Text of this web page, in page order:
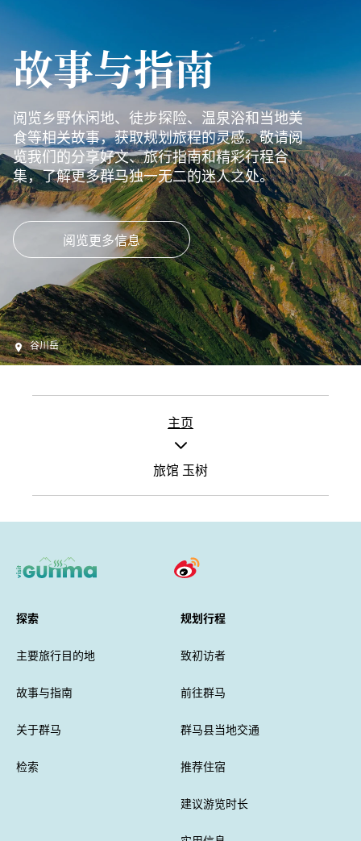
故事与指南
阅览乡野休闲地、徒步探险、温泉浴和当地美
食等相关故事，获取规划旅程的灵感。敬请阅
览我们的分享好文、旅行指南和精彩行程合
集，了解更多群马独一无二的迷人之处。
阅览更多信息
谷川岳
主页
旅馆 玉树
探索
主要旅行目的地
故事与指南
关于群马
检索
规划行程
致初访者
前往群马
群马县当地交通
推荐住宿
建议游览时长